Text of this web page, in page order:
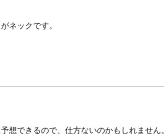
ネックです。
できるので、仕方ないのかもしれません。